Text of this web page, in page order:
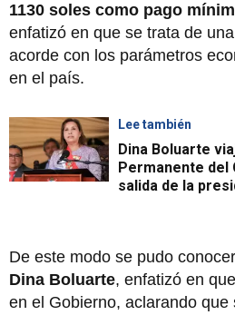
1130 soles como pago
enfatizó en que se trata de
acorde con los parámetros
en el país.
Lee también
Dina Boluarte
Permanente
salida de la
De este modo se pudo
Dina Boluarte, enfatizó en
en el Gobierno, aclarando